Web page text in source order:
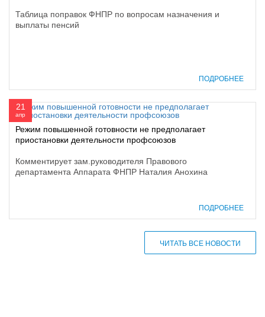
Таблица поправок ФНПР по вопросам назначения и
выплаты пенсий
ПОДРОБНЕЕ
21
апр
Режим повышенной готовности не предполагает
приостановки деятельности профсоюзов
Комментирует зам.руководителя Правового
департамента Аппарата ФНПР Наталия Анохина
ПОДРОБНЕЕ
ЧИТАТЬ ВСЕ НОВОСТИ